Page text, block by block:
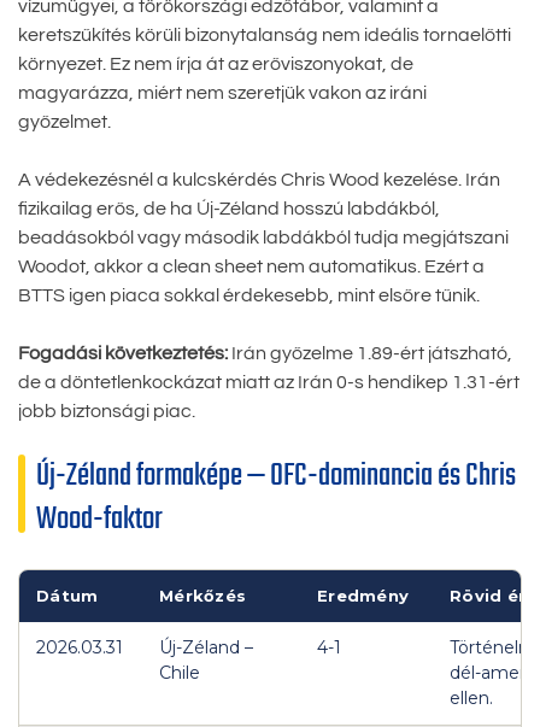
vízumügyei, a törökországi edzőtábor, valamint a
keretszűkítés körüli bizonytalanság nem ideális tornaelőtti
környezet. Ez nem írja át az erőviszonyokat, de
magyarázza, miért nem szeretjük vakon az iráni
győzelmet.
A védekezésnél a kulcskérdés Chris Wood kezelése. Irán
fizikailag erős, de ha Új-Zéland hosszú labdákból,
beadásokból vagy második labdákból tudja megjátszani
Woodot, akkor a clean sheet nem automatikus. Ezért a
BTTS igen piaca sokkal érdekesebb, mint elsőre tűnik.
Fogadási következtetés: Irán győzelme 1.89-ért játszható,
de a döntetlenkockázat miatt az Irán 0-s hendikep 1.31-ért
jobb biztonsági piac.
Új-Zéland formaképe — OFC-dominancia és Chris
Wood-faktor
Dátum Mérkőzés Eredmény Rövid
2026.03.31
Új-Zéland –
Chile
4-1
dél-
ellen.